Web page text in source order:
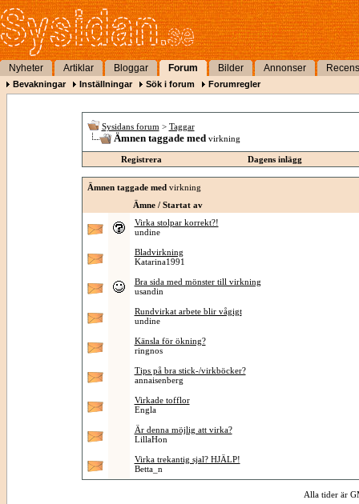
Nyheter Artiklar Bloggar Forum Bilder Annonser
Bevakningar Inställningar Sök i forum Forumregler
Sysidans forum > Taggar
Ämnen taggade med virkning
Registrera Dagens inlägg
Ämnen taggade med virkning
Ämne / Startat av
Virka stolpar korrekt?!
undine
Bladvirkning
Katarina1991
Bra sida med mönster till virkning
usandin
Rundvirkat arbete blir vågigt
undine
Känsla för ökning?
ringnos
Tips på bra stick-/virkböcker?
annaisenberg
Virkade tofflor
Engla
Är denna möjlig att virka?
LillaHon
Virka trekantig sjal? HJÄLP!
Betta_n
Alla tider är